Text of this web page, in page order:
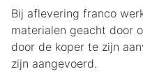
Bij aflevering franco
materialen geacht door
door de koper te zijn
zijn aangevoerd.